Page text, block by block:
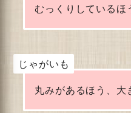
むっくりしているほ
じゃがいも
丸みがあるほう、大